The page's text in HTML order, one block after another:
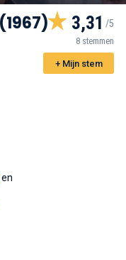
3,31
8 stemmen
+ Mijn stem
en